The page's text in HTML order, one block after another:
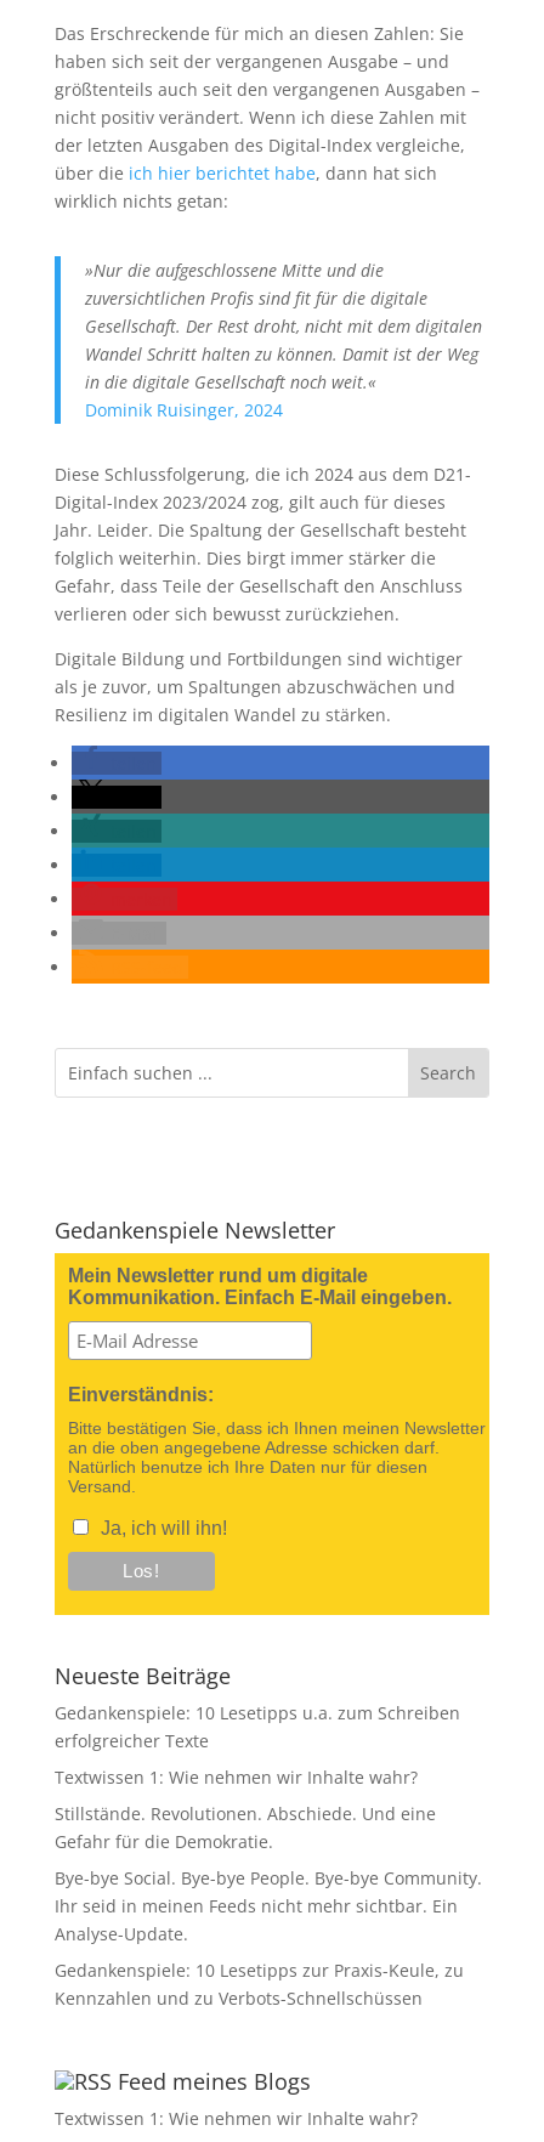
Das Erschreckende für mich an diesen Zahlen: Sie
haben sich seit der vergangenen Ausgabe – und
größtenteils auch seit den vergangenen Ausgaben –
nicht positiv verändert. Wenn ich diese Zahlen mit
der letzten Ausgaben des Digital-Index vergleiche,
über die ich hier berichtet habe, dann hat sich
wirklich nichts getan:
»Nur die aufgeschlossene Mitte und die
zuversichtlichen Profis sind fit für die digitale
Gesellschaft. Der Rest droht, nicht mit dem digitalen
Wandel Schritt halten zu können. Damit ist der Weg
in die digitale Gesellschaft noch weit.«
Dominik Ruisinger, 2024
Diese Schlussfolgerung, die ich 2024 aus dem D21-
Digital-Index 2023/2024 zog, gilt auch für dieses
Jahr. Leider. Die Spaltung der Gesellschaft besteht
folglich weiterhin. Dies birgt immer stärker die
Gefahr, dass Teile der Gesellschaft den Anschluss
verlieren oder sich bewusst zurückziehen.
Digitale Bildung und Fortbildungen sind wichtiger
als je zuvor, um Spaltungen abzuschwächen und
Resilienz im digitalen Wandel zu stärken.
Gedankenspiele Newsletter
Mein Newsletter rund um digitale
Kommunikation. Einfach E-Mail eingeben.
Einverständnis:
Bitte bestätigen Sie, dass ich Ihnen meinen Newsletter
an die oben angegebene Adresse schicken darf.
Natürlich benutze ich Ihre Daten nur für diesen
Versand.
Ja, ich will ihn!
Neueste Beiträge
Gedankenspiele: 10 Lesetipps u.a. zum Schreiben
erfolgreicher Texte
Textwissen 1: Wie nehmen wir Inhalte wahr?
Stillstände. Revolutionen. Abschiede. Und eine
Gefahr für die Demokratie.
Bye-bye Social. Bye-bye People. Bye-bye Community.
Ihr seid in meinen Feeds nicht mehr sichtbar. Ein
Analyse-Update.
Gedankenspiele: 10 Lesetipps zur Praxis-Keule, zu
Kennzahlen und zu Verbots-Schnellschüssen
Feed meines Blogs
Textwissen 1: Wie nehmen wir Inhalte wahr?